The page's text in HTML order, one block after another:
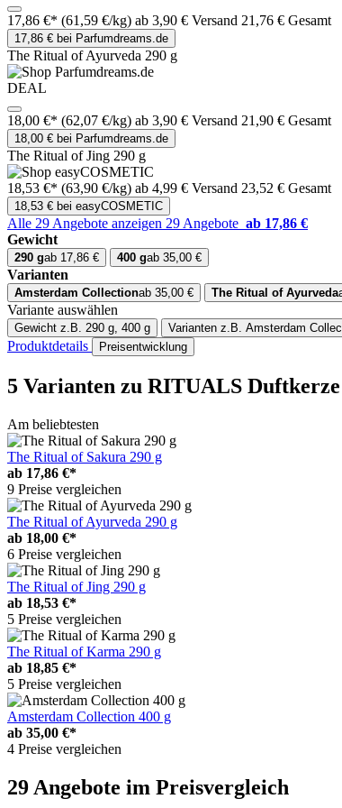
17,86 €* (61,59 €/kg) ab 3,90 € Versand 21,76 € Gesamt
17,86 € bei Parfumdreams.de
The Ritual of Ayurveda 290 g
DEAL
18,00 €* (62,07 €/kg) ab 3,90 € Versand 21,90 € Gesamt
18,00 € bei Parfumdreams.de
The Ritual of Jing 290 g
18,53 €* (63,90 €/kg) ab 4,99 € Versand 23,52 € Gesamt
18,53 € bei easyCOSMETIC
Alle 29 Angebote anzeigen 29 Angebote ab 17,86 €
Gewicht
290 gab 17,86 € 400 gab 35,00 €
Varianten
Amsterdam Collectionab 35,00 € The Ritual of Ayurveda
Variante auswählen
Gewicht z.B. 290 g, 400 g Varianten z.B. Amsterdam
Produktdetails Preisentwicklung
5 Varianten zu RITUALS Duftkerze
Am beliebtesten
The Ritual of Sakura 290 g
ab 17,86 €*
9 Preise vergleichen
The Ritual of Ayurveda 290 g
ab 18,00 €*
6 Preise vergleichen
The Ritual of Jing 290 g
ab 18,53 €*
5 Preise vergleichen
The Ritual of Karma 290 g
ab 18,85 €*
5 Preise vergleichen
Amsterdam Collection 400 g
ab 35,00 €*
4 Preise vergleichen
29 Angebote im Preisvergleich